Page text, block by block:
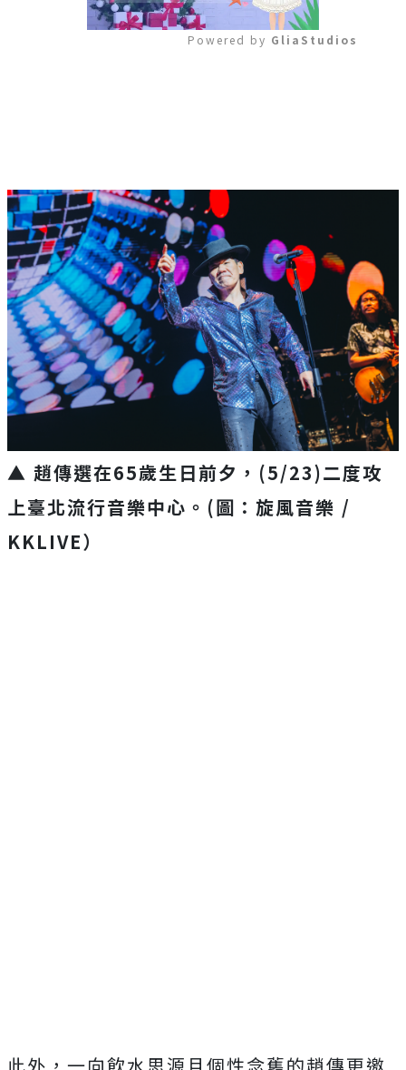
Powered by GliaStudios
▲ 趙傳選在65歲生日前夕，(5/23)二度攻
上臺北流行音樂中心。(圖：旋風音樂 /
KKLIVE）